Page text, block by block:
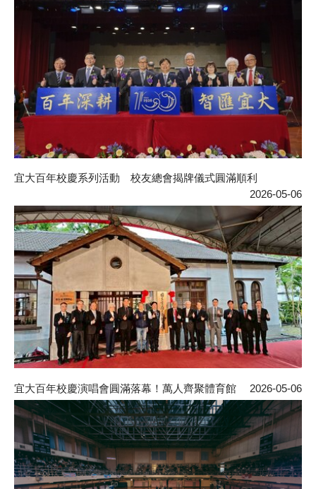
百年宜大校慶專款
宜大百年校慶系列活動 校友總會揭牌儀式圓滿順利
2026-05-06
宜大百年校慶演唱會圓滿落幕！萬人齊聚體育館 2026-05-06